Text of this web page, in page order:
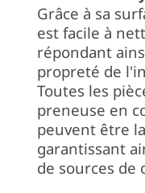
Grâce à sa
est facile à
répondant
propreté de
Toutes les
preneuse en
peuvent être
garantissant
de sources de